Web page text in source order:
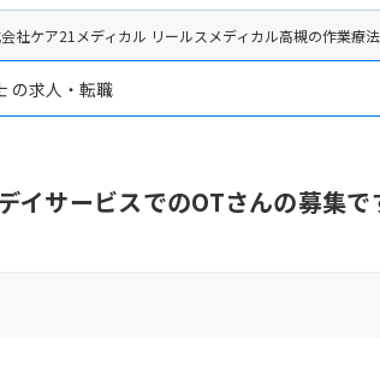
社ケア21メディカル リールスメディカル高槻の作業療
の求人・転職
イサービスでのOTさんの募集